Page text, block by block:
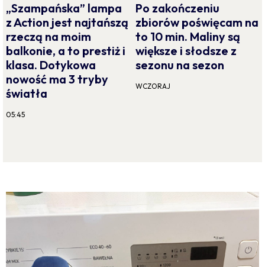
„Szampańska” lampa
z Action jest najtańszą
rzeczą na moim
balkonie, a to prestiż i
klasa. Dotykowa
nowość ma 3 tryby
światła
05:45
Po zakończeniu
zbiorów poświęcam na
to 10 min. Maliny są
większe i słodsze z
sezonu na sezon
WCZORAJ